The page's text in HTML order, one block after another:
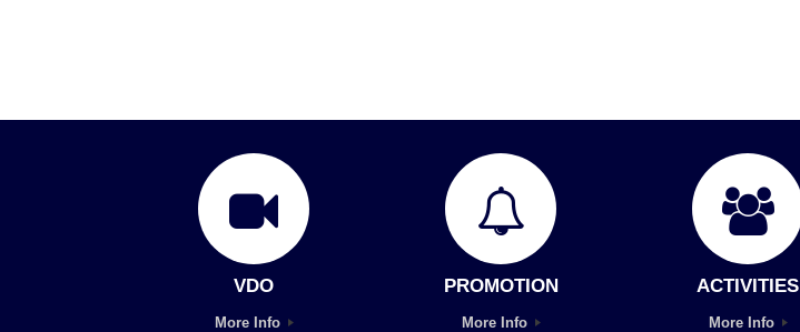
VDO
More Info
PROMOTION
More Info
ACTIVITIES
More Info